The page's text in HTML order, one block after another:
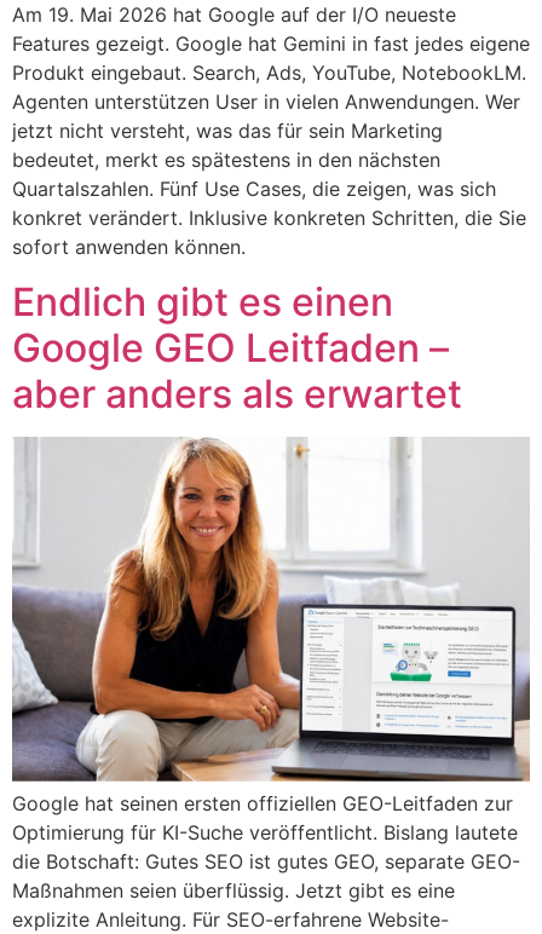
Am 19. Mai 2026 hat Google auf der I/O neueste
Features gezeigt. Google hat Gemini in fast jedes eigene
Produkt eingebaut. Search, Ads, YouTube, NotebookLM.
Agenten unterstützen User in vielen Anwendungen. Wer
jetzt nicht versteht, was das für sein Marketing
bedeutet, merkt es spätestens in den nächsten
Quartalszahlen. Fünf Use Cases, die zeigen, was sich
konkret verändert. Inklusive konkreten Schritten, die Sie
sofort anwenden können.
Endlich gibt es einen
Google GEO Leitfaden –
aber anders als erwartet
Google hat seinen ersten offiziellen GEO-Leitfaden zur
Optimierung für KI-Suche veröffentlicht. Bislang lautete
die Botschaft: Gutes SEO ist gutes GEO, separate GEO-
Maßnahmen seien überflüssig. Jetzt gibt es eine
explizite Anleitung. Für SEO-erfahrene Website-